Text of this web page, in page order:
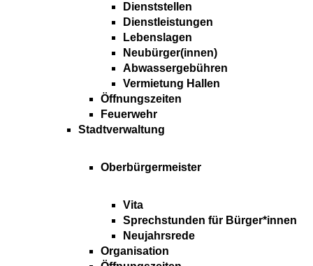
Dienststellen
Dienstleistungen
Lebenslagen
Neubürger(innen)
Abwassergebühren
Vermietung Hallen
Öffnungszeiten
Feuerwehr
Stadtverwaltung
Oberbürgermeister
Vita
Sprechstunden für Bürger*innen
Neujahrsrede
Organisation